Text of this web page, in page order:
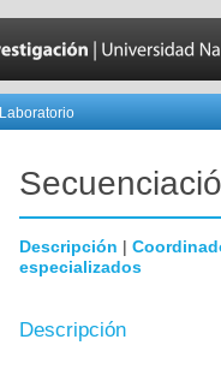
Laboratorio
Descripción |
especializados
Descripción